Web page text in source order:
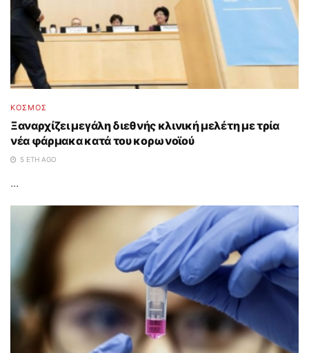
ΚΟΣΜΟΣ
Ξαναρχίζει μεγάλη διεθνής κλινική μελέτη με τρία
νέα φάρμακα κατά του κορωνοϊού
5 ΈΤΗ AGO
...